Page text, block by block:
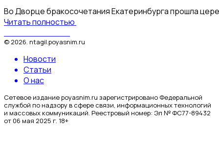
Во Дворце бракосочетания Екатеринбурга прошла
Читать полностью
© 2026 ntagil.poyasnim.ru
Новости
Статьи
О нас
Сетевое издание poyasnim.ru зарегистрировано Федеральной
службой по надзору в сфере связи, информационных технологий
и массовых коммуникаций. Реестровый номер: Эл № ФС77-89432
от 06 мая 2025 г. 18+